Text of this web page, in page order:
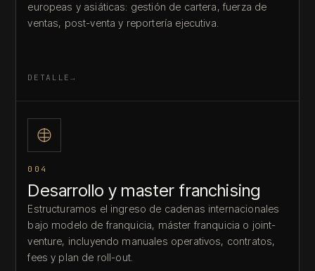
europeas y asiáticas: gestión de cartera, fuerza de
ventas, post-venta y reportería ejecutiva.
DETALLE
004
Desarrollo y master franchising
Estructuramos el ingreso de cadenas internacionales
bajo modelo de franquicia, máster franquicia o joint-
venture, incluyendo manuales operativos, contratos,
fees y plan de roll-out.